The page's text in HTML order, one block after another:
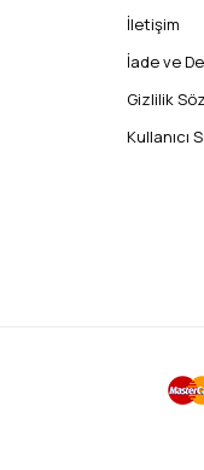
İletişim
İade ve
Gizlilik
Kullanıcı